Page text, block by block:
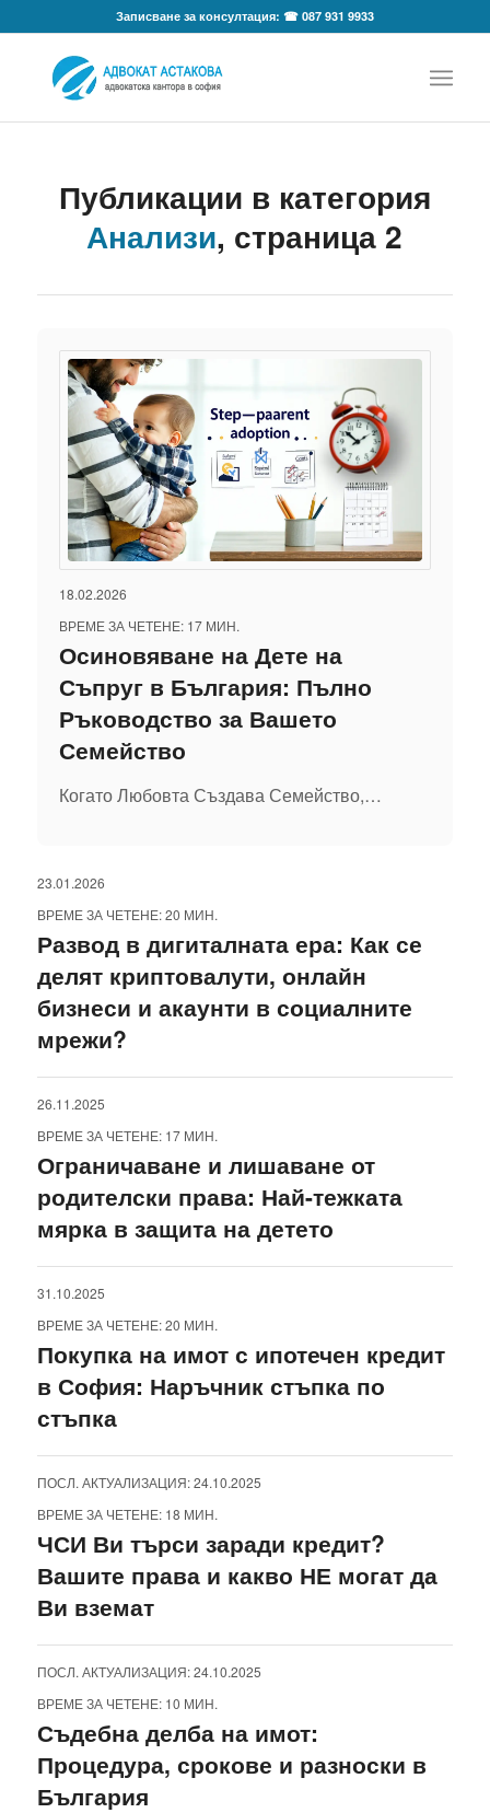
Записване за консултация: ☎ 087 931 9933
Публикации в категория
Анализи, страница 2
18.02.2026
ВРЕМЕ ЗА ЧЕТЕНЕ: 17 МИН.
Осиновяване на Дете на
Съпруг в България: Пълно
Ръководство за Вашето
Семейство
Когато Любовта Създава Семейство,…
23.01.2026
ВРЕМЕ ЗА ЧЕТЕНЕ: 20 МИН.
Развод в дигиталната ера: Как се
делят криптовалути, онлайн
бизнеси и акаунти в социалните
мрежи?
26.11.2025
ВРЕМЕ ЗА ЧЕТЕНЕ: 17 МИН.
Ограничаване и лишаване от
родителски права: Най-тежката
мярка в защита на детето
31.10.2025
ВРЕМЕ ЗА ЧЕТЕНЕ: 20 МИН.
Покупка на имот с ипотечен кредит
в София: Наръчник стъпка по
стъпка
ПОСЛ. АКТУАЛИЗАЦИЯ: 24.10.2025
ВРЕМЕ ЗА ЧЕТЕНЕ: 18 МИН.
ЧСИ Ви търси заради кредит?
Вашите права и какво НЕ могат да
Ви вземат
ПОСЛ. АКТУАЛИЗАЦИЯ: 24.10.2025
ВРЕМЕ ЗА ЧЕТЕНЕ: 10 МИН.
Съдебна делба на имот:
Процедура, срокове и разноски в
България